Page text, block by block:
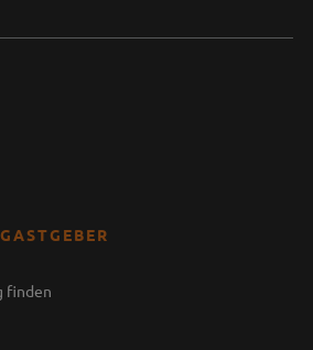
finden